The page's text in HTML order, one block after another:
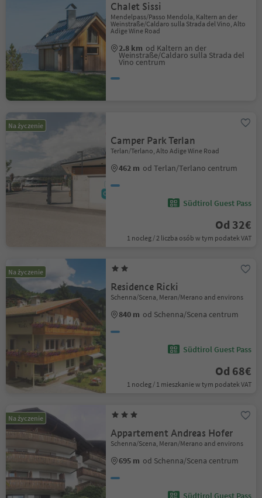
Chalet Sissi
Mendelpass/Passo Mendola, Kaltern an der
Weinstraße/Caldaro sulla Strada del Vino, Alto
Adige Wine Road
2.8 km od Kaltern an der
Weinstraße/Caldaro sulla Strada del
Vino centrum
Na życzenie
Camper Park Terlan
Terlan/Terlano, Alto Adige Wine Road
462 m od Terlan/Terlano centrum
Südtirol Guest Pass
Od 32€
1 nocleg / 2 liczba osób w tym podatek VAT
Na życzenie
Residence Ricki
Schenna/Scena, Meran/Merano and environs
840 m od Schenna/Scena centrum
Südtirol Guest Pass
Od 68€
1 nocleg / 1 mieszkanie w tym podatek VAT
Na życzenie
Appartement Andreas Hofer
Schenna/Scena, Meran/Merano and environs
695 m od Schenna/Scena centrum
Südtirol Guest Pass